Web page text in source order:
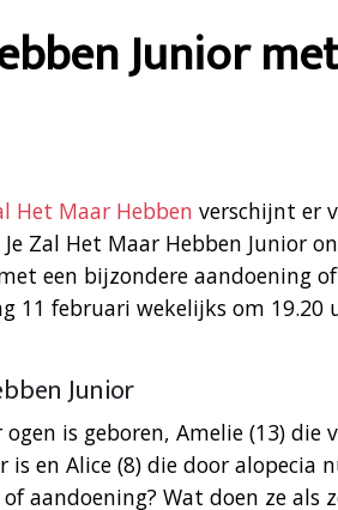
Junior
Het Maar Hebben verschijnt er
Zal Het Maar Hebben Junior
een bijzondere aandoening
11 februari wekelijks om 19.20
Junior
is geboren, Amelie (13) die
en Alice (8) die door alopecia
aandoening? Wat doen ze als